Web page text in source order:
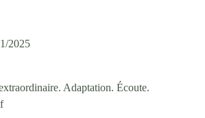
2025
Adaptation. Écoute.